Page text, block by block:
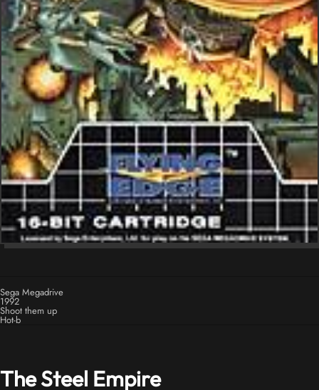
Sega Megadrive
1992
Shoot them up
Hot-b
The Steel Empire